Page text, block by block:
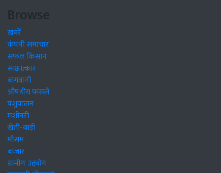
Browse
खबरें
कंपनी समाचार
सफल किसान
साक्षात्कार
बागवानी
औषधीय फसलें
पशुपालन
मशीनरी
खेती-बाड़ी
मौसम
बाजार
ग्रामीण उद्द्योग